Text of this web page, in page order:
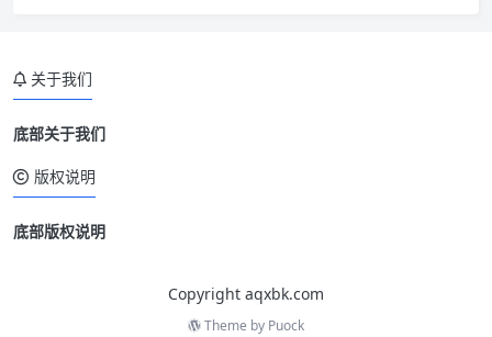
关于我们
底部关于我们
版权说明
底部版权说明
Copyright aqxbk.com
Theme by Puock